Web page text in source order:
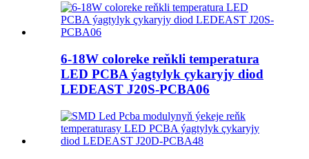
6-18W coloreke reňkli temperatura
LED PCBA ýagtylyk çykaryjy diod
LEDEAST J20S-PCBA06